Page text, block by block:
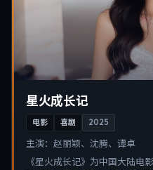
星火成长记
电影 喜剧 2025
主演： 赵丽颖、沈腾、谭卓
《星火成长记》为中国大陆电